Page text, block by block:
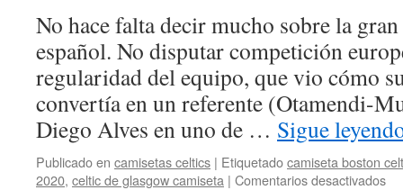
No hace falta decir mucho sobre la
español. No disputar competición
regularidad del equipo, que vio cómo
convertía en un referente (Otamendi-
Diego Alves en uno de … Sigue
Publicado en camisetas celtics | Etiquetadocamiseta boston
2020, celtic de glasgow camiseta | Comentarios desactivadosen